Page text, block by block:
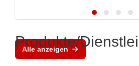
Alle anzeigen
Produkte/